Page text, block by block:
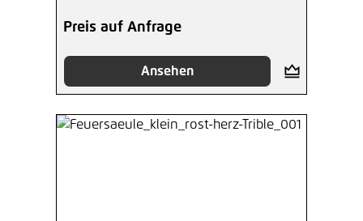
Preis auf Anfrage
Ansehen